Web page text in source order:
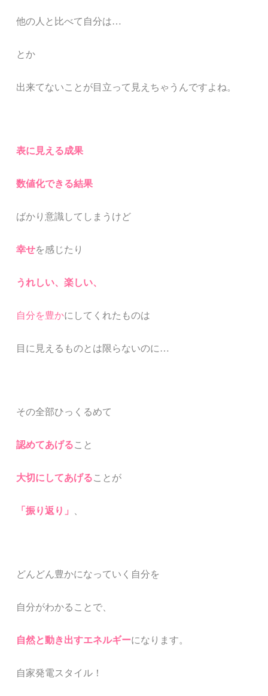
他の人と比べて自分は…
とか
出来てないことが目立って見えちゃうんですよね。
表に見える成果
数値化できる結果
ばかり意識してしまうけど
幸せを感じたり
うれしい、楽しい、
自分を豊かにしてくれたものは
目に見えるものとは限らないのに…
その全部ひっくるめて
認めてあげること
大切にしてあげることが
「振り返り」
どんどん豊かになっていく自分を
自分がわかることで、
自然と動き出すエネルギーになります。
自家発電スタイル！